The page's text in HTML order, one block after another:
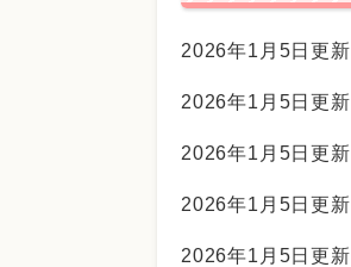
2026年1月5日更新
2026年1月5日更新
2026年1月5日更新
2026年1月5日更新
2026年1月5日更新